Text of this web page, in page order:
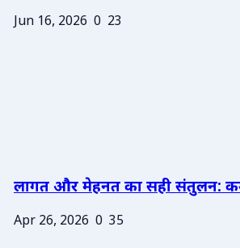
Jun 16, 2026 0 23
लागत और मेहनत का सही संतुलन:
Apr 26, 2026 0 35